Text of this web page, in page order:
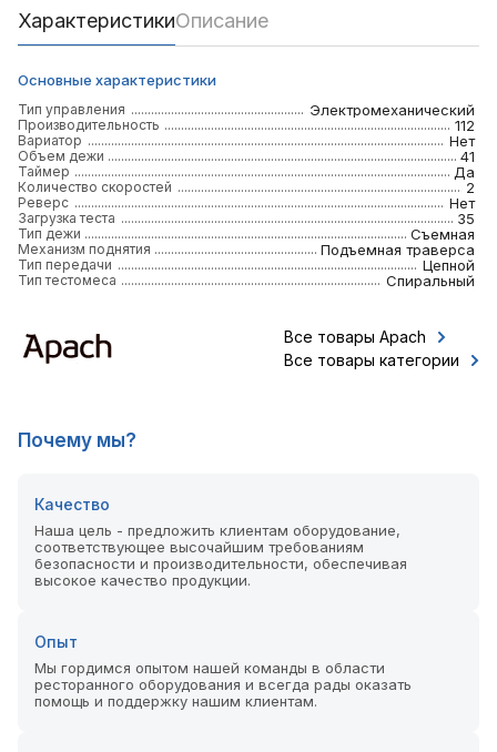
ХарактеристикиОписание
Основные характеристики
Тип управления Электромеханический
Производительность 112
Вариатор Нет
Объем дежи 41
Таймер Да
Количество скоростей 2
Реверс Нет
Загрузка теста 35
Тип дежи Съемная
Механизм поднятия Подъемная траверса
Тип передачи Цепной
Тип тестомеса Спиральный
Все товары Apach
Все товары категории
Почему мы?
Качество
Наша цель - предложить клиентам оборудование,
соответствующее высочайшим требованиям
безопасности и производительности, обеспечивая
высокое качество продукции.
Опыт
Мы гордимся опытом нашей команды в области
ресторанного оборудования и всегда рады оказать
помощь и поддержку нашим клиентам.